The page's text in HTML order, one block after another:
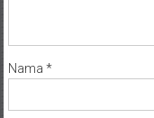
Nama *